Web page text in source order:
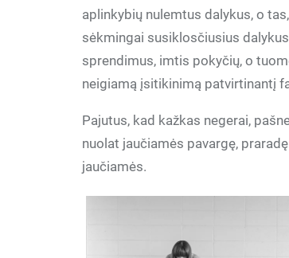
aplinkybių nulemtus dalykus, o
sėkmingai susiklosčiusius
sprendimus, imtis pokyčių, o
neigiamą įsitikinimą patvirtinantį
Pajutus, kad kažkas negerai,
nuolat jaučiamės pavargę,
jaučiamės.